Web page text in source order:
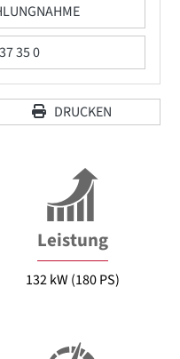
35 0
DRUCKEN
Leistung
132 kW (180 PS)